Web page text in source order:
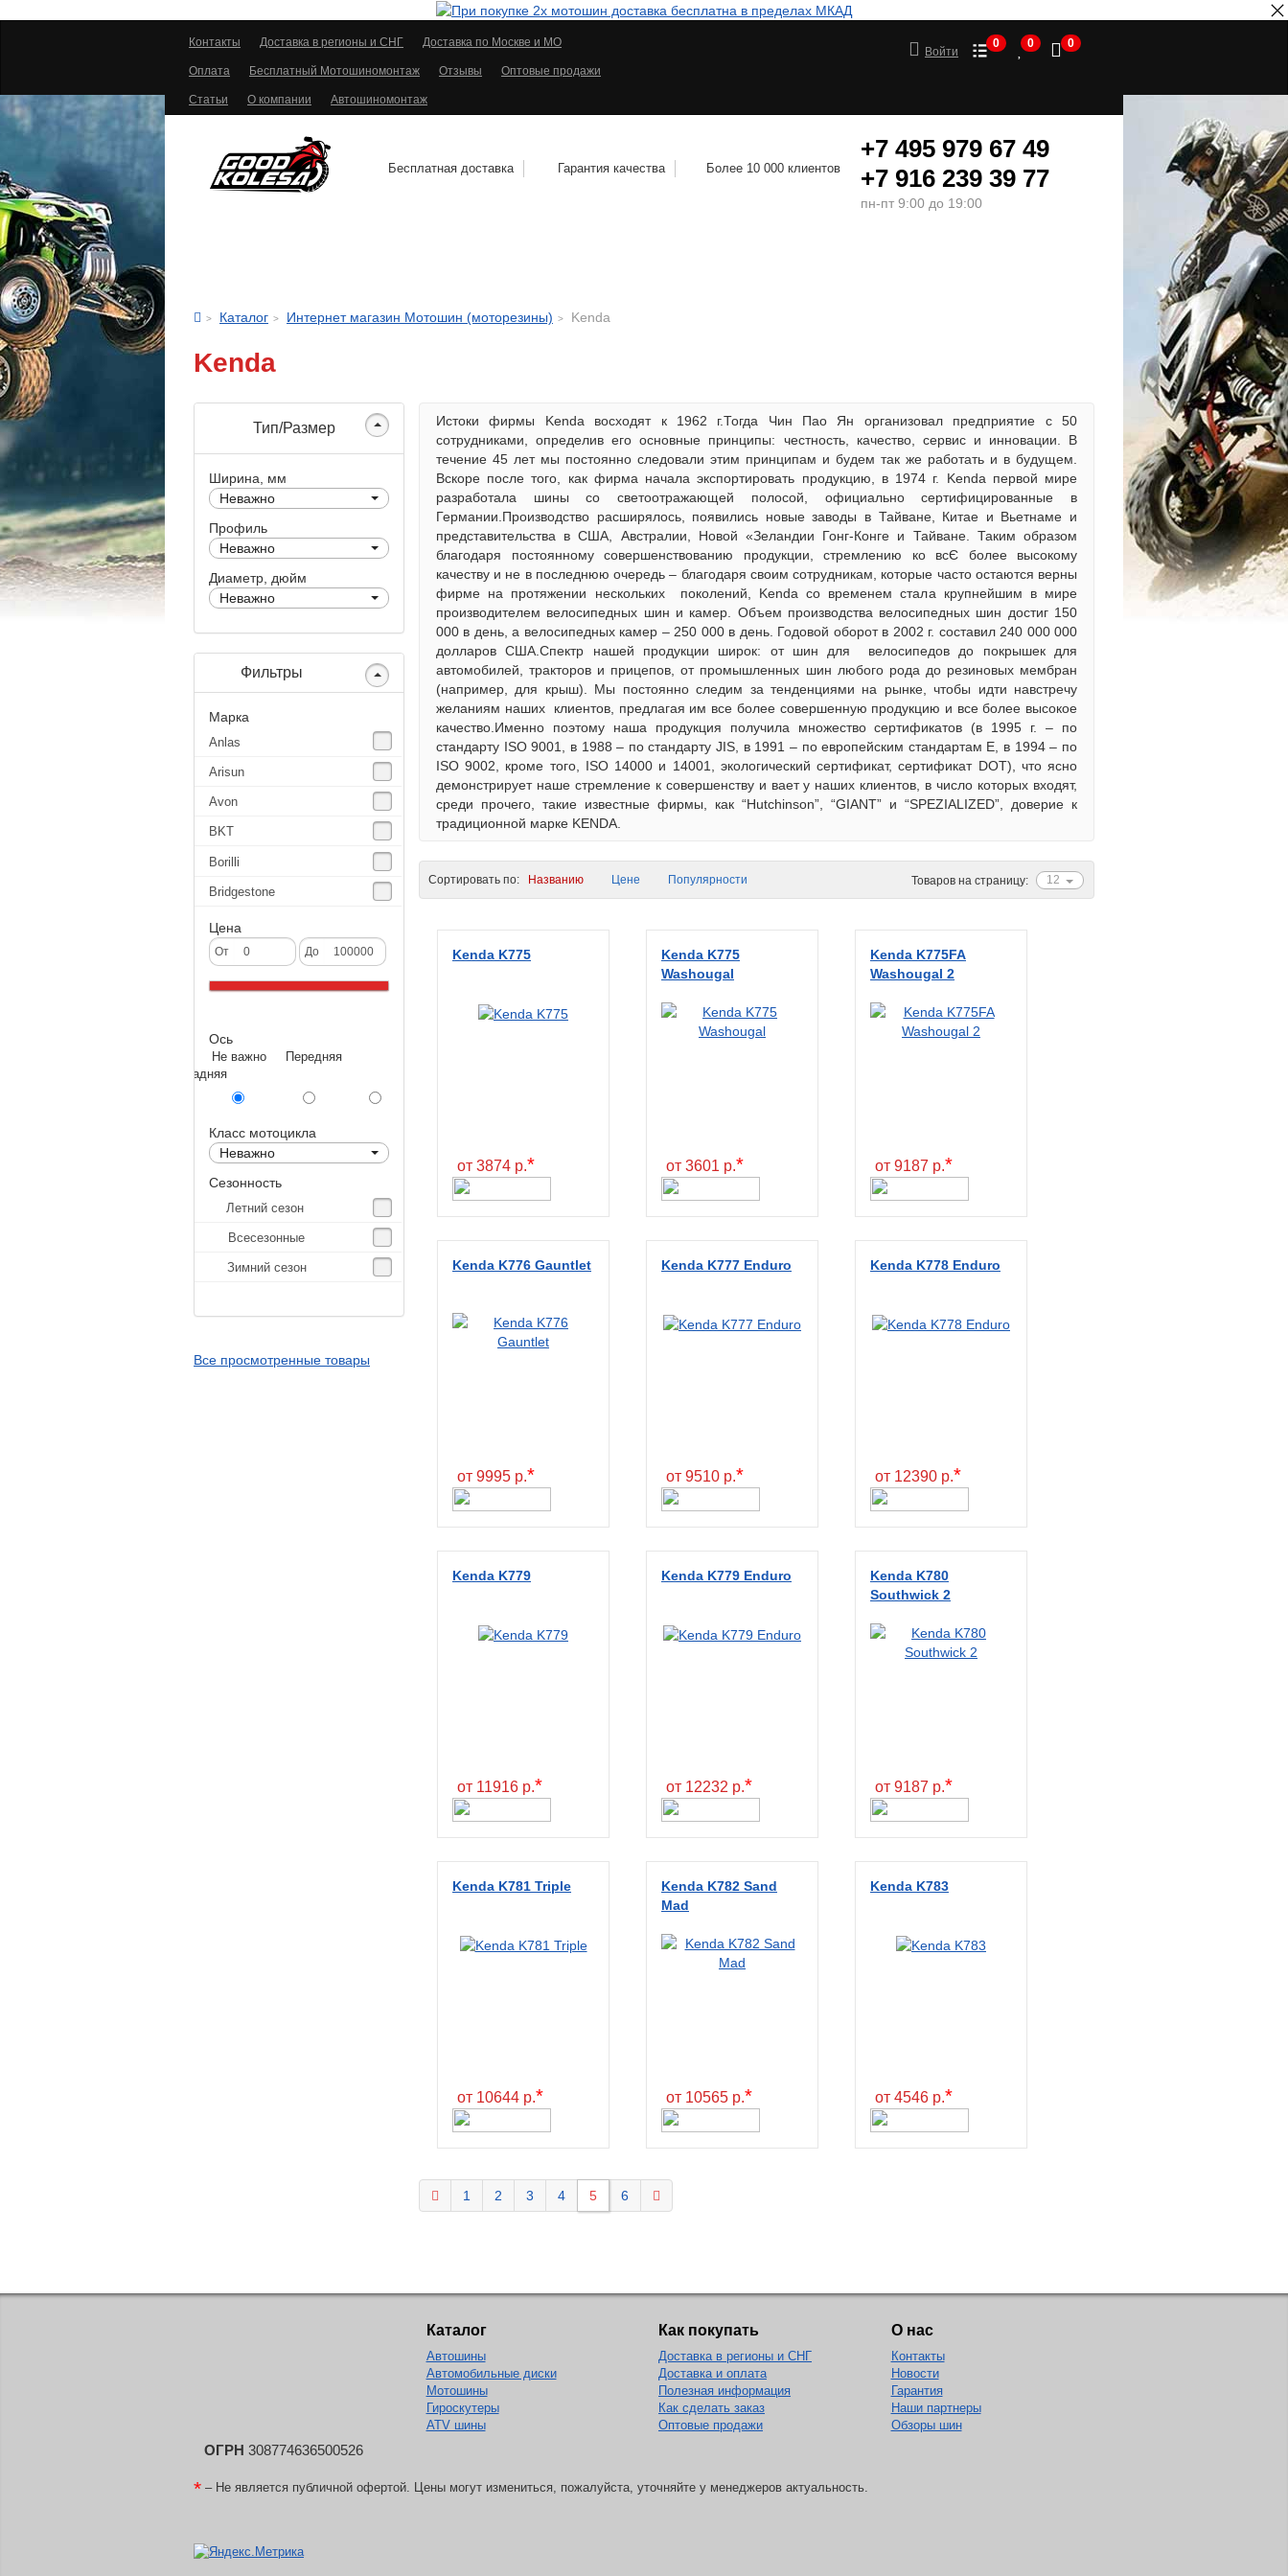
Контакты Доставка в регионы и СНГ Доставка по Москве и МО
Оплата Бесплатный Мотошиномонтаж Отзывы Оптовые продажи
Статьи О компании Автошиномонтаж
Войти
0 0 0
Бесплатная доставка Гарантия качества Более 10 000 клиентов
+7 495 979 67 49
+7 916 239 39 77
пн-пт 9:00 до 19:00
Каталог Интернет магазин Мотошин (моторезины) Kenda
Kenda
Тип/Размер
Ширина, мм
Неважно
Профиль
Неважно
Диаметр, дюйм
Неважно
Фильтры
Марка
Anlas
Arisun
Avon
BKT
Borilli
Bridgestone
Continental
CST
Deestone
Excel
Forerunner
GoldenTyre
Gummy
Heidenau
IRC
Maxxis
Цена
От До
Ось
Не важно Передняя
Задняя
Класс мотоцикла
Неважно
Сезонность
Летний сезон
Всесезонные
Зимний сезон
Все просмотренные товары
Истоки фирмы Kenda восходят к 1962 г.Тогда Чин Пао Ян организовал предприятие с 50
сотрудниками, определив его основные принципы: честность, качество, сервис и инновации. В
течение 45 лет мы постоянно следовали этим принципам и будем так же работать и в будущем.
Вскоре после того, как фирма начала экспортировать продукцию, в 1974 г. Kenda первой мире
разработала шины со светоотражающей полосой, официально сертифицированные в
Германии.Производство расширялось, появились новые заводы в Тайване, Китае и Вьетнаме и
представительства в США, Австралии, Новой «Зеландии Гонг-Конге и Тайване. Таким образом
благодаря постоянному совершенствованию продукции, стремлению ко всЄ более высокому
качеству и не в последнюю очередь – благодаря своим сотрудникам, которые часто остаются верны
фирме на протяжении нескольких поколений, Kenda со временем стала крупнейшим в мире
производителем велосипедных шин и камер. Объем производства велосипедных шин достиг 150
000 в день, а велосипедных камер – 250 000 в день. Годовой оборот в 2002 г. составил 240 000 000
долларов США.Спектр нашей продукции широк: от шин для велосипедов до покрышек для
автомобилей, тракторов и прицепов, от промышленных шин любого рода до резиновых мембран
(например, для крыш). Мы постоянно следим за тенденциями на рынке, чтобы идти навстречу
желаниям наших клиентов, предлагая им все более совершенную продукцию и все более высокое
качество.Именно поэтому наша продукция получила множество сертификатов (в 1995 г. – по
стандарту ISO 9001, в 1988 – по стандарту JIS, в 1991 – по европейским стандартам Е, в 1994 – по
ISO 9002, кроме того, ISO 14000 и 14001, экологический сертификат, сертификат DOT), что ясно
демонстрирует наше стремление к совершенству и вает у наших клиентов, в число которых входят,
среди прочего, такие известные фирмы, как “Hutchinson”, “GIANT” и “SPEZIALIZED”, доверие к
традиционной марке KENDA.
12
Товаров на страницу:
Сортировать по: Названию Цене Популярности
Kenda K775
от 3874 р.*
Kenda K775
Washougal
от 3601 р.*
Kenda K775FA
Washougal 2
от 9187 р.*
Kenda K776 Gauntlet
от 9995 р.*
Kenda K777 Enduro
от 9510 р.*
Kenda K778 Enduro
от 12390 р.*
Kenda K779
от 11916 р.*
Kenda K779 Enduro
от 12232 р.*
Kenda K780
Southwick 2
от 9187 р.*
Kenda K781 Triple
от 10644 р.*
Kenda K782 Sand
Mad
от 10565 р.*
Kenda K783
от 4546 р.*
1 2 3 4 5 6
ОГРН 308774636500526
Каталог
Автошины
Автомобильные диски
Мотошины
Гироскутеры
ATV шины
Как покупать
Доставка в регионы и СНГ
Доставка и оплата
Полезная информация
Как сделать заказ
Оптовые продажи
О нас
Контакты
Новости
Гарантия
Наши партнеры
Обзоры шин
* – Не является публичной офертой. Цены могут измениться, пожалуйста, уточняйте у менеджеров актуальность.